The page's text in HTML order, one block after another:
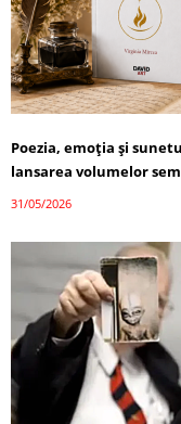
Poezia, emoția și
lansarea volumelor
31/05/2026